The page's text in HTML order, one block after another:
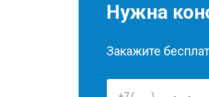
Нужна
Закажите